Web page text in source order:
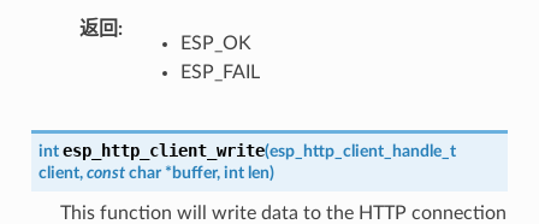
返回
ESP_OK
ESP_FAIL
int esp_http_client_write(esp_http_client_handle_t
client, const char * buffer, int len)
This function will write data to the HTTP connection